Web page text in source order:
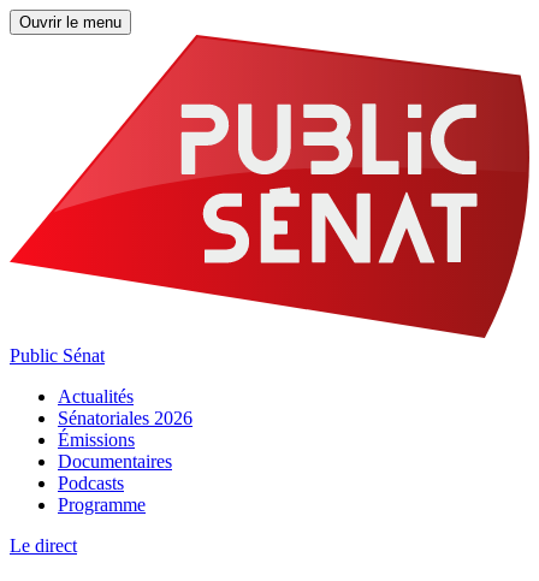
Ouvrir le menu
Public Sénat
Actualités
Sénatoriales 2026
Émissions
Documentaires
Podcasts
Programme
Le direct